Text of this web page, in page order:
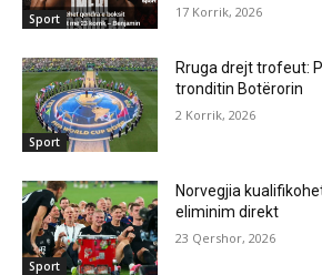
Sport 17 Korrik, 2026
Sport
Rruga drejt trofeut:
tronditin Botërorin
2 Korrik, 2026
Sport
Norvegjia
eliminim direkt
23 Qershor, 2026